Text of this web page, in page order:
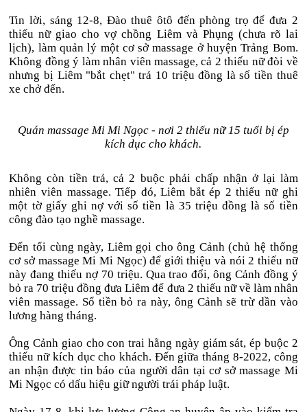
Tin lời, sáng 12-8, Đào thuê ôtô đến phòng trọ để đưa 2
thiếu nữ giao cho vợ chồng Liêm và Phụng (chưa rõ lai
lịch), làm quản lý một cơ sở massage ở huyện Trảng Bom.
Không đồng ý làm nhân viên massage, cả 2 thiếu nữ đòi về
nhưng bị Liêm "bắt chẹt" trả 10 triệu đồng là số tiền thuê
xe chở đến.
Quán massage Mi Mi Ngọc - nơi 2 thiếu nữ 15 tuổi bị ép
kích dục cho khách.
Không còn tiền trả, cả 2 buộc phải chấp nhận ở lại làm
nhiên viên massage. Tiếp đó, Liêm bắt ép 2 thiếu nữ ghi
một tờ giấy ghi nợ với số tiền là 35 triệu đồng là số tiền
công đào tạo nghề massage.
Đến tối cùng ngày, Liêm gọi cho ông Cảnh (chủ hệ thống
cơ sở massage Mi Mi Ngọc) để giới thiệu và nói 2 thiếu nữ
này đang thiếu nợ 70 triệu. Qua trao đổi, ông Cảnh đồng ý
bỏ ra 70 triệu đồng đưa Liêm để đưa 2 thiếu nữ về làm nhân
viên massage. Số tiền bỏ ra này, ông Cảnh sẽ trừ dần vào
lương hàng tháng.
Ông Cảnh giao cho con trai hằng ngày giám sát, ép buộc 2
thiếu nữ kích dục cho khách. Đến giữa tháng 8-2022, công
an nhận được tin báo của người dân tại cơ sở massage Mi
Mi Ngọc có dấu hiệu giữ người trái pháp luật.